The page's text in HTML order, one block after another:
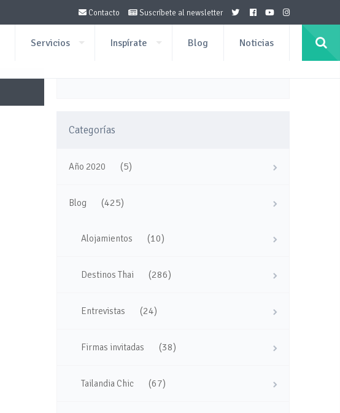
Contacto Suscríbete al newsletter
Servicios Inspírate Blog Noticias
Categorías
Año 2020 (5)
Blog (425)
Alojamientos (10)
Destinos Thai (286)
Entrevistas (24)
Firmas invitadas (38)
Tailandia Chic (67)